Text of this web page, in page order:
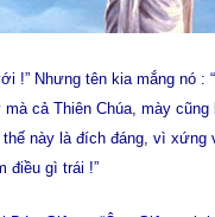
!” Nhưng tên kia mắng nó :
cả Thiên Chúa, mày
thế này là đích đáng, vì
điều gì trái !”